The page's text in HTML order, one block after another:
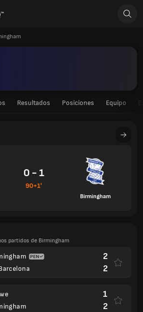
Resultados Posiciones Equipo
0 - 1
90+1'
Birmingham
partidos de Birmingham
2
2
1
2